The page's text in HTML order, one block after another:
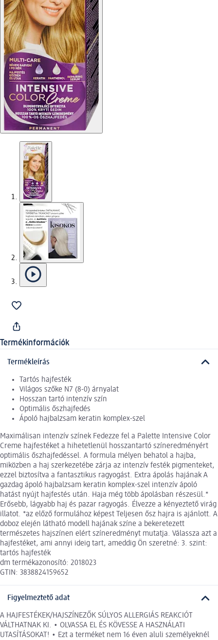
Termékinformációk
Termékleírás
Tartós hajfesték
Világos szőke N7 (8-0) árnyalat
Hosszan tartó intenzív szín
Optimális őszhajfedés
Ápoló hajbalzsam keratin komplex-szel
Maximálisan intenzív színek Fedezze fel a Palette Intensive Color
Creme hajfestéket a hihetetlenül hosszantartó színeredményért
optimális őszhajfedéssel. A formula mélyen behatol a hajba,
miközben a haj szerkezetébe zárja az intenzív festék pigmenteket,
ezzel biztosítva a fantasztikus ragyogást. Extra ápolás hajának A
gazdag ápoló hajbalzsam keratin komplex-szel intenzív ápoló
hatást nyújt hajfestés után. Haja még több ápolásban részesül.*
Erősebb, lágyabb haj és pazar ragyogás. Élvezze a kényeztető virág
illatot. *az előző formulához képest Teljesen ősz hajra is ajánlott. A
doboz elején látható modell hajának színe a bekeretezett
természetes hajszínen elért színeredményt mutatja. Válassza azt a
hajfestéket, ami annyi ideig tart, ameddig Ön szeretné: 3. szint:
tartós hajfesték
dm termékazonosító: 2018023
GTIN: 3838824159652
Figyelmeztető adat
A HAJFESTÉKEK/HAJSZÍNEZŐK SÚLYOS ALLERGIÁS REAKCIÓT
VÁLTHATNAK KI. • OLVASSA EL ÉS KÖVESSE A HASZNÁLATI
UTASÍTÁSOKAT! • Ezt a terméket nem 16 éven aluli személyeknél